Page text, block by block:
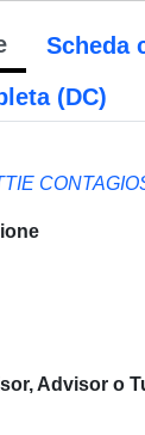
Scheda
(DC)
Advisor o